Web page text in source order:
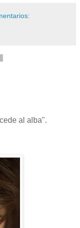
al alba".